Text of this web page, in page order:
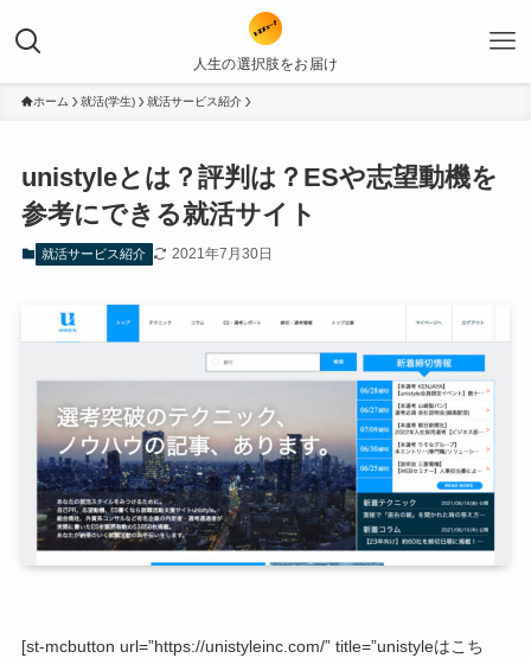
人生の選択肢をお届け
ホーム 就活(学生) 就活サービス紹介
unistyleとは？評判は？ESや志望動機を
参考にできる就活サイト
就活サービス紹介 2021年7月30日
[st-mcbutton url=”https://unistyleinc.com/” title=”unistyleはこち